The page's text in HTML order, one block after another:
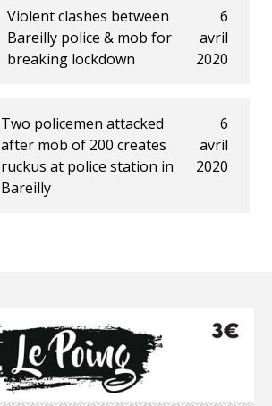
Violent clashes between
Bareilly police & mob for
breaking lockdown
6
avril
2020
Two policemen attacked
after mob of 200 creates
ruckus at police station in
Bareilly
6
avril
2020